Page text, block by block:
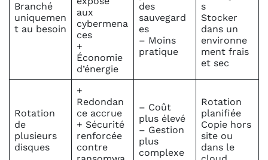
Branché
uniquemen
t au besoin
aux
cybermena
ces
+
Économie
d’énergie
des
sauvegard
es
– Moins
pratique
s
Stocker
dans un
environne
ment frais
et sec
Rotation
de
plusieurs
disques
+
Redondan
ce accrue
+ Sécurité
renforcée
contre
– Coût
plus élevé
– Gestion
plus
complexe
Rotation
planifiée
Copie hors
site ou
dans le